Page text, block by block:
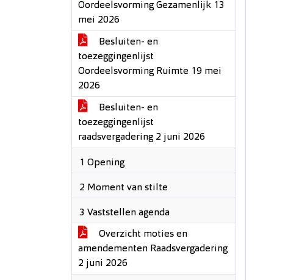
Oordeelsvorming Gezamenlijk 13
mei 2026
Besluiten- en
toezeggingenlijst
Oordeelsvorming Ruimte 19 mei
2026
Besluiten- en
toezeggingenlijst
raadsvergadering 2 juni 2026
1 Opening
2 Moment van stilte
3 Vaststellen agenda
Overzicht moties en
amendementen Raadsvergadering
2 juni 2026